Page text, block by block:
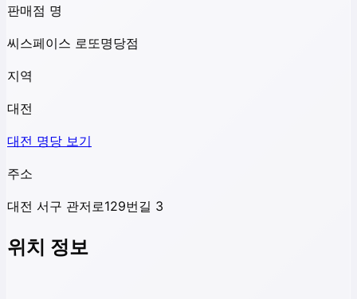
판매점 명
씨스페이스 로또명당점
지역
대전
대전 명당 보기
주소
대전 서구 관저로129번길 3
위치 정보